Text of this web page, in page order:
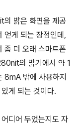
의 밝은 화면을 제공
얻게 되는 장점인데,
좀 더 오래 스마트폰
의 밝기에서 약 1
8mA 밖에 사용하지
게 되는 것이다.
디어 두었는지도 자